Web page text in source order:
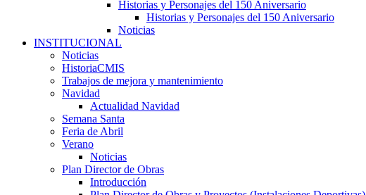
Historias y Personajes del 150 Aniversario
Historias y Personajes del 150 Aniversario
Noticias
INSTITUCIONAL
Noticias
HistoriaCMIS
Trabajos de mejora y mantenimiento
Navidad
Actualidad Navidad
Semana Santa
Feria de Abril
Verano
Noticias
Plan Director de Obras
Introducción